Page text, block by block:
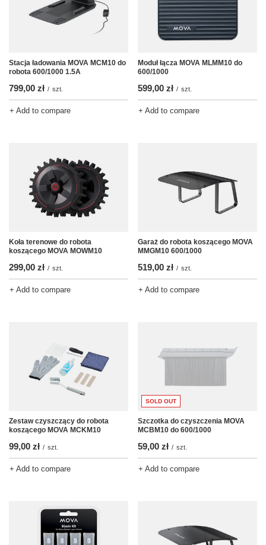
Stacja ładowania MOVA MCM10 do
robota 600/1000 1.5A
799,00 zł / szt.
+ Add to compare
Moduł łącza MOVA MLMM10 do
600/1000
599,00 zł / szt.
+ Add to compare
Koła terenowe do robota
koszącego MOVA MOWM10
299,00 zł / szt.
+ Add to compare
Garaż do robota koszącego MOVA
MMGM10 600/1000
519,00 zł / szt.
+ Add to compare
Zestaw czyszczący do robota
koszącego MOVA MCKM10
99,00 zł / szt.
+ Add to compare
SOLD OUT
Szczotka do czyszczenia MOVA
MCBM10 do 600/1000
59,00 zł / szt.
+ Add to compare